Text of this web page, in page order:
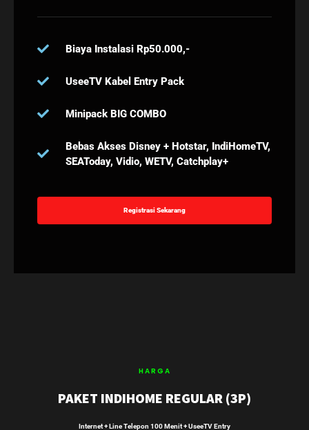
Biaya Instalasi Rp50.000,-
UseeTV Kabel Entry Pack
Minipack BIG COMBO
Bebas Akses Disney + Hotstar, IndiHomeTV,
SEAToday, Vidio, WETV, Catchplay+
Registrasi Sekarang
HARGA
PAKET INDIHOME REGULAR (3P)
Internet + Line Telepon 100 Menit + UseeTV Entry